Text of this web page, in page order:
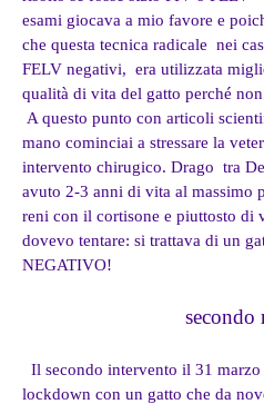
esami giocava a mio favore e
che questa tecnica radicale nei
FELV negativi, era utilizzata
qualità di vita del gatto perché
A questo punto con articoli
mano cominciai a stressare la
intervento chirugico. Drago tra
avuto 2-3 anni di vita al massimo
reni con il cortisone e piuttosto di
dovevo tentare: si trattava di un
NEGATIVO!
secondo
Il secondo intervento il 31
lockdown con un gatto che da